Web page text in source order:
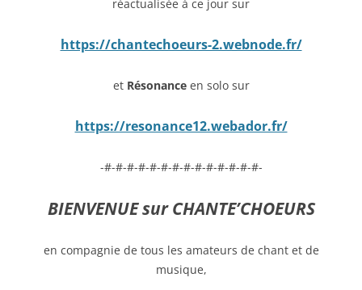
réactualisée à ce jour sur
https://chantechoeurs-2.webnode.fr/
et Résonanceen solo sur
https://resonance12.webador.fr/
-#-#-#-#-#-#-#-#-#-#-#-#-#-#-
BIENVENUE sur CHANTE’CHOEURS
en compagnie de tous les amateurs de chant et de
musique,